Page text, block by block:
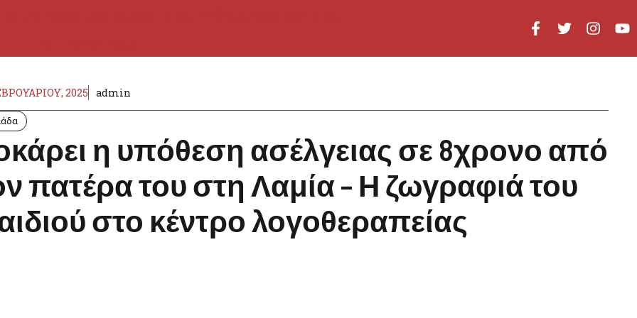
2025 admin
η υπόθεση ασέλγειας σε 8χρονο από
πατέρα του στη Λαμία – Η ζωγραφιά του
στο κέντρο λογοθεραπείας